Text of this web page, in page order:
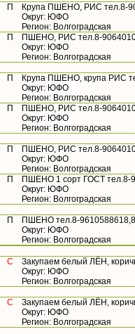
П
Крупа ПШЕНО, РИС тел.8-
Округ: ЮФО
Регион: Волгоградская
П
ПШЕНО, РИС тел.8-
Округ: ЮФО
Регион: Волгоградская
П
Крупа ПШЕНО, крупа РИС
Округ: ЮФО
Регион: Волгоградская
П
ПШЕНО, РИС тел.8-
Округ: ЮФО
Регион: Волгоградская
П
ПШЕНО, РИС тел.8-
Округ: ЮФО
Регион: Волгоградская
П
ПШЕНО 1 сорт ГОСТ тел.8-
Округ: ЮФО
Регион: Волгоградская
П
ПШЕНО тел.8-
Округ: ЮФО
Регион: Волгоградская
С
Закупаем белый ЛЁН,
Округ: ЮФО
Регион: Волгоградская
С
Закупаем белый ЛЁН,
Округ: ЮФО
Регион: Волгоградская